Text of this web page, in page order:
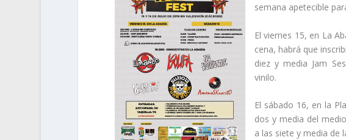
semana apetecible
El viernes 15, en La
cena, habrá que
diez y media Jam
vinilo.
El sábado 16, en la
dos y media del
a las siete y media de